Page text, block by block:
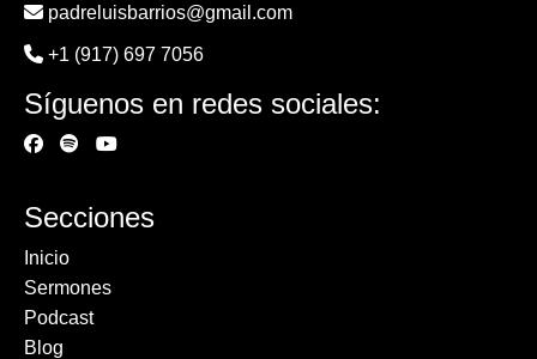
padreluisbarrios@gmail.com
+1 (917) 697 7056
Síguenos en redes sociales:
Secciones
Inicio
Sermones
Podcast
Blog